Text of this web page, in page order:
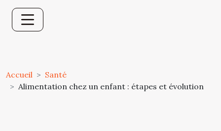
Accueil
Santé
Alimentation chez un enfant : étapes et évolution